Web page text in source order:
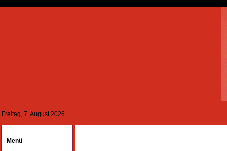
Freitag, 7. August 2026
Menü